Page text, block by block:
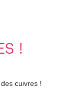
!
cuivres !